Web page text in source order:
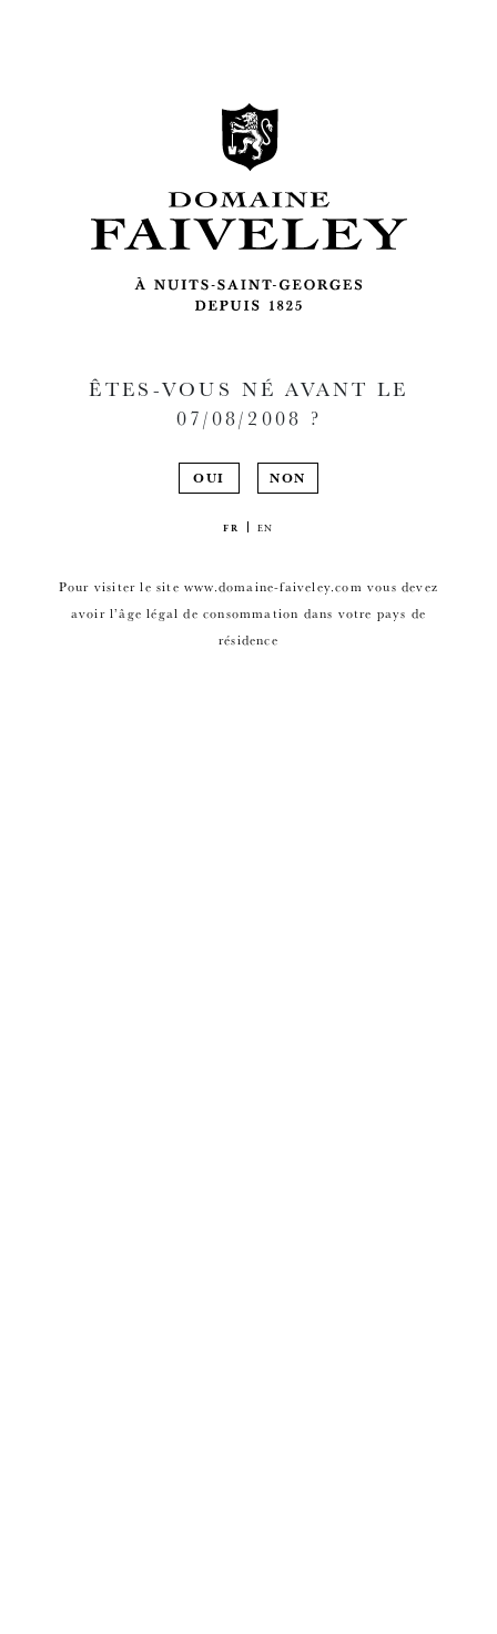
ÊTES-VOUS NÉ AVANT LE
07/08/2008 ?
OUI NON
FR EN
Pour visiter le site www.domaine-faiveley.com vous devez
avoir l’âge légal de consommation dans votre pays de
résidence